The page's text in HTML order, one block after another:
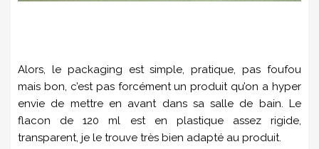
Alors, le packaging est simple, pratique, pas foufou
mais bon, c’est pas forcément un produit qu’on a hyper
envie de mettre en avant dans sa salle de bain. Le
flacon de 120 ml est en plastique assez rigide,
transparent, je le trouve très bien adapté au produit.